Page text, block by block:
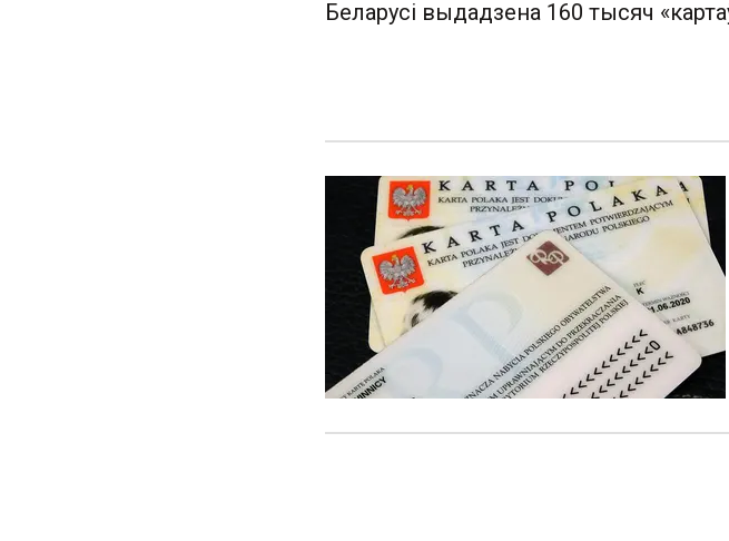
Беларусі выдадзена 160 тысяч